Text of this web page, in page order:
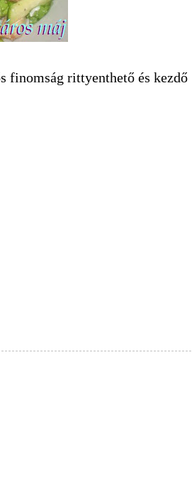
finomság rittyenthető és kezdő